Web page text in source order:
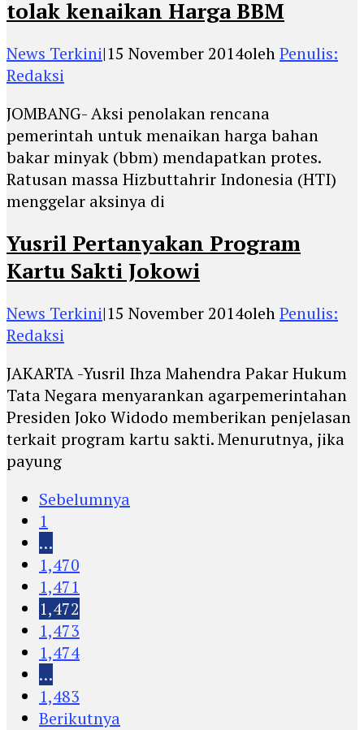
tolak kenaikan Harga BBM
News Terkini|15 November 2014olehPenulis:
Redaksi
JOMBANG- Aksi penolakan rencana
pemerintah untuk menaikan harga bahan
bakar minyak (bbm) mendapatkan protes.
Ratusan massa Hizbuttahrir Indonesia (HTI)
menggelar aksinya di
Yusril Pertanyakan Program
Kartu Sakti Jokowi
News Terkini|15 November 2014olehPenulis:
Redaksi
JAKARTA -Yusril Ihza Mahendra Pakar Hukum
Tata Negara menyarankan agarpemerintahan
Presiden Joko Widodo memberikan penjelasan
terkait program kartu sakti. Menurutnya, jika
payung
Sebelumnya
1
…
1,470
1,471
1,472
1,473
1,474
…
1,483
Berikutnya